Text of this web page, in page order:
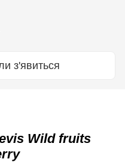
з'явиться
Wild fruits